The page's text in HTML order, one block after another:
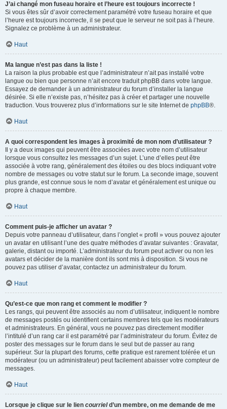
J’ai changé mon fuseau horaire et l’heure est toujours incorrecte !
Si vous êtes sûr d’avoir correctement paramétré votre fuseau horaire et que
l’heure est toujours incorrecte, il se peut que le serveur ne soit pas à l’heure.
Signalez ce problème à un administrateur.
Haut
Ma langue n’est pas dans la liste !
La raison la plus probable est que l’administrateur n’ait pas installé votre
langue ou bien que personne n’ait encore traduit phpBB dans votre langue.
Essayez de demander à un administrateur du forum d’installer la langue
désirée. Si elle n’existe pas, n’hésitez pas à créer et partager une nouvelle
traduction. Vous trouverez plus d’informations sur le site Internet de phpBB®.
Haut
A quoi correspondent les images à proximité de mon nom d’utilisateur ?
Il y a deux images qui peuvent être associées avec votre nom d’utilisateur
lorsque vous consultez les messages d’un sujet. L’une d’elles peut être
associée à votre rang, généralement des étoiles ou des blocs indiquant votre
nombre de messages ou votre statut sur le forum. La seconde image, souvent
plus grande, est connue sous le nom d’avatar et généralement est unique ou
propre à chaque membre.
Haut
Comment puis-je afficher un avatar ?
Depuis votre panneau d’utilisateur, dans l’onglet « profil » vous pouvez ajouter
un avatar en utilisant l’une des quatre méthodes d’avatar suivantes : Gravatar,
galerie, distant ou importé. L’administrateur du forum peut activer ou non les
avatars et décider de la manière dont ils sont mis à disposition. Si vous ne
pouvez pas utiliser d’avatar, contactez un administrateur du forum.
Haut
Qu’est-ce que mon rang et comment le modifier ?
Les rangs, qui peuvent être associés au nom d’utilisateur, indiquent le nombre
de messages postés ou identifient certains membres tels que les modérateurs
et administrateurs. En général, vous ne pouvez pas directement modifier
l’intitulé d’un rang car il est paramétré par l’administrateur du forum. Évitez de
poster des messages sur le forum dans le seul but de passer au rang
supérieur. Sur la plupart des forums, cette pratique est rarement tolérée et un
modérateur (ou un administrateur) peut facilement abaisser votre compteur de
messages.
Haut
Lorsque je clique sur le lien courrield’un membre, on me demande de me